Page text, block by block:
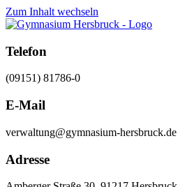
Zum Inhalt wechseln
Telefon
(09151) 81786-0
E-Mail
verwaltung@gymnasium-hersbruck.de
Adresse